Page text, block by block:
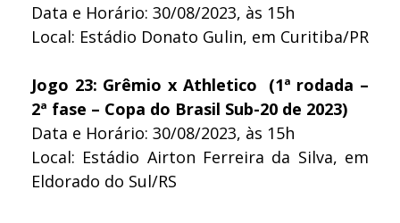
Data e Horário: 30/08/2023, às 15h
Local: Estádio Donato Gulin, em Curitiba/PR
Jogo 23: Grêmio x Athletico (1ª rodada –
2ª fase – Copa do Brasil Sub-20 de 2023)
Data e Horário: 30/08/2023, às 15h
Local: Estádio Airton Ferreira da Silva, em
Eldorado do Sul/RS